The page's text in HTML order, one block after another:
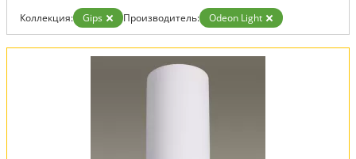
Коллекция: Gips Производитель: Odeon Light